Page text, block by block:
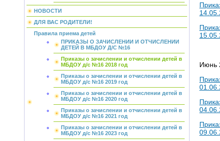
НОВОСТИ
ДЛЯ ВАС РОДИТЕЛИ!
Правила приема детей
ПРИКАЗЫ О ЗАЧИСЛЕНИИ И ОТЧИСЛЕНИИ
ДЕТЕЙ В МБДОУ Д/С №16
Приказы о зачислении и отчислении детей в
МБДОУ д/с №16 2018 год
Приказы о зачислении и отчислении детей в
МБДОУ д/с №16 2019 год
Приказы о зачислении и отчислении детей в
МБДОУ д/с №16 2020 год
Приказы о зачислении и отчислении детей в
МБДОУ д/с №16 2021 год
Приказы о зачислении и отчислении детей в
МБДОУ д/с №16 2023 год
Июнь